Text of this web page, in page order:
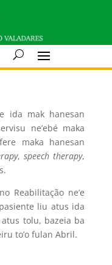
ida mak hanesan
ne’ebé maka
maka hanesan
,speech therapy,
Reabilitação ne’e
liu atus ida
tolu, bazeia ba
to’o fulan Abril.